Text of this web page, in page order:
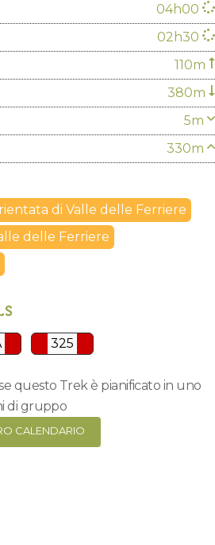
04h00
02h30
110m
380m
5m
330m
di Valle delle Ferriere
delle Ferriere
325
questo Trek è pianificato in uno
di gruppo
CALENDARIO